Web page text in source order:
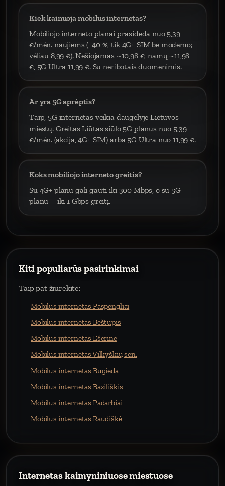
Kiek kainuoja mobilus internetas?
Mobiliojo interneto planai prasideda nuo 5,39
€/mėn. naujiems (−40 %, tik 4G+ SIM be modemo;
vėliau 8,99 €). Nešiojamas ~10,98 €, namų ~11,98
€, 5G Ultra 11,99 €. Su neribotais duomenimis.
Ar yra 5G aprėptis?
Taip, 5G internetas veikia daugelyje Lietuvos
miestų. Greitas Liūtas siūlo 5G planus nuo 5,39
€/mėn. (akcija, 4G+ SIM) arba 5G Ultra nuo 11,99 €.
Koks mobiliojo interneto greitis?
Su 4G+ planu gali gauti iki 300 Mbps, o su 5G
planu – iki 1 Gbps greitį.
Kiti populiarūs pasirinkimai
Taip pat žiūrėkite:
Mobilus internetas Paspengliai
Mobilus internetas Beštupis
Mobilus internetas Ešerinė
Mobilus internetas Vilkyškių sen.
Mobilus internetas Bugieda
Mobilus internetas Baziliškis
Mobilus internetas Padarbiai
Mobilus internetas Raudiškė
Internetas kaimyniniuose miestuose